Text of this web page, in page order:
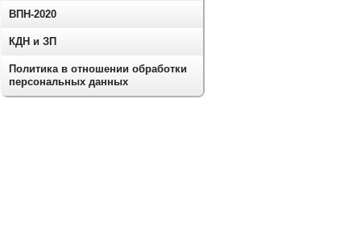
ВПН-2020
КДН и ЗП
Политика в отношении обработки
персональных данных